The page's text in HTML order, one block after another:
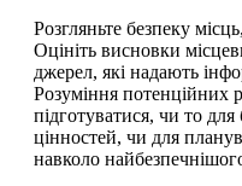
Розгляньте безпеку
Оцініть висновки
джерел, які надають
Розуміння потенційних
підготуватися, чи то для
цінностей, чи для
навколо